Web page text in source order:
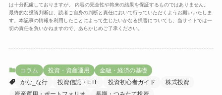
は十分配慮しておりますが、 内容の完全性や将来の結果を保証するものではありません。
最終的な投資判断は、読者ご自身の判断と責任において行っていただくようお願いいたしま
す。本記事の情報を利用したことによって生じたいかなる損害についても、当サイトでは一
切の責任を負いかねますので、あらかじめご了承ください。
コラム 投資・資産運用
金融・経済の基礎
かな_な行
投資信託・ETF 投資初心者ガイド
株式投資